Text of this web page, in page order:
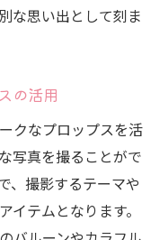
な思い出として刻ま
の活用
クなプロップスを活
写真を撮ることがで
、撮影するテーマや
テムとなります。